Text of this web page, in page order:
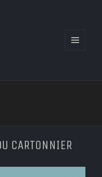
CARTONNIER